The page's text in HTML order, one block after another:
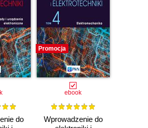
do
Promocja
ebook
Wprowadzenie do